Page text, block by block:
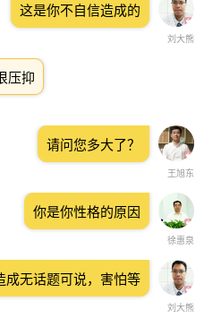
刘大熊
这是你不自信造成的
压抑
王旭东
请问您多大了？
徐惠泉
你是你性格的原因
刘大熊
成无话题可说，害怕等